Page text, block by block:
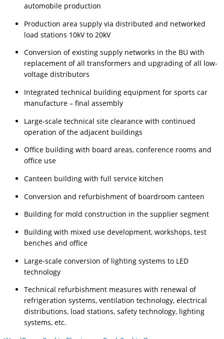
automobile production
Production area supply via distributed and networked
load stations 10kV to 20kV
Conversion of existing supply networks in the BU with
replacement of all transformers and upgrading of all low-
voltage distributors
Integrated technical building equipment for sports car
manufacture – final assembly
Large-scale technical site clearance with continued
operation of the adjacent buildings
Office building with board areas, conference rooms and
office use
Canteen building with full service kitchen
Conversion and refurbishment of boardroom canteen
Building for mold construction in the supplier segment
Building with mixed use development, workshops, test
benches and office
Large-scale conversion of lighting systems to LED
technology
Technical refurbishment measures with renewal of
refrigeration systems, ventilation technology, electrical
distributions, load stations, safety technology, lighting
systems, etc.